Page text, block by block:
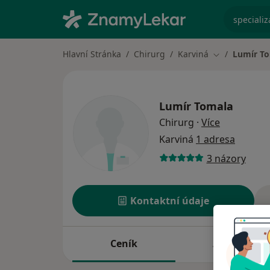
Hlavní Stránka Chirurg Karviná Změna města
Lumír
Lumír Tomala
Chirurg · Více
Karviná 1 adresa
3 názory
Kontaktní údaje
Ceník Adresy